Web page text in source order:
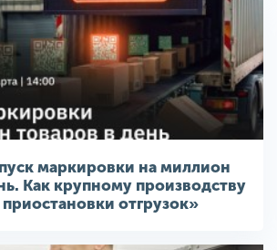
маркировки на миллион
Как крупному производству
отгрузок»